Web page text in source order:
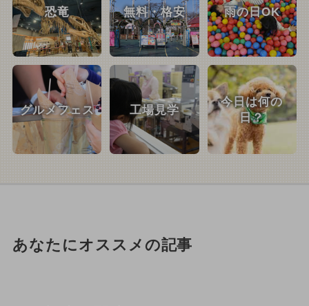
恐竜 無料・格安 雨の日OK
グルメフェス 工場見学
今日は何の
日？
あなたにオススメの記事